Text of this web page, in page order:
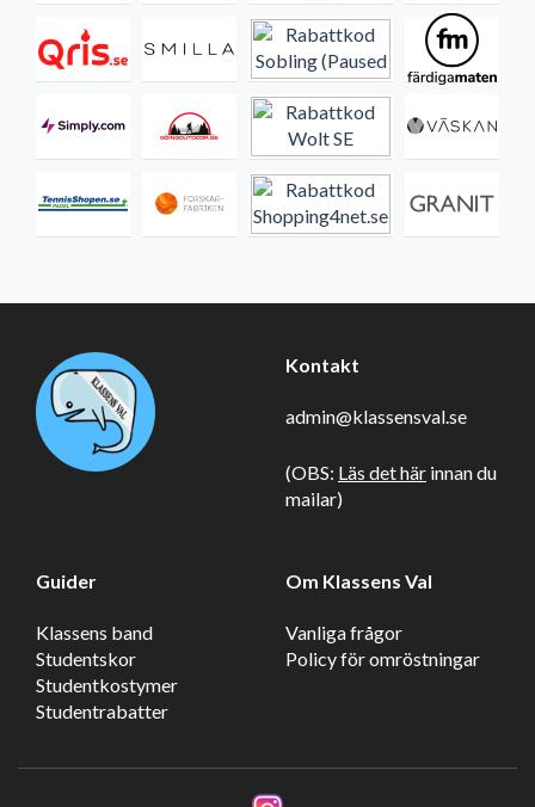
Kontakt
admin@klassensval.se
(OBS: Läs det här innan du
mailar)
Guider
Klassens band
Studentskor
Studentkostymer
Studentrabatter
Om Klassens Val
Vanliga frågor
Policy för omröstningar